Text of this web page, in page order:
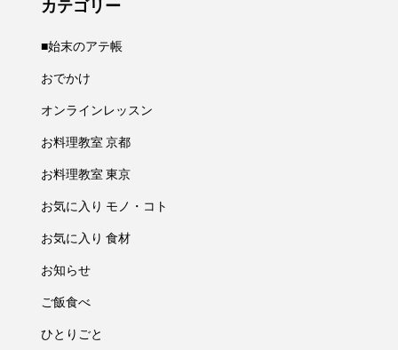
カテゴリー
■始末のアテ帳
おでかけ
オンラインレッスン
お料理教室 京都
お料理教室 東京
お気に入り モノ・コト
お気に入り 食材
お知らせ
ご飯食べ
ひとりごと